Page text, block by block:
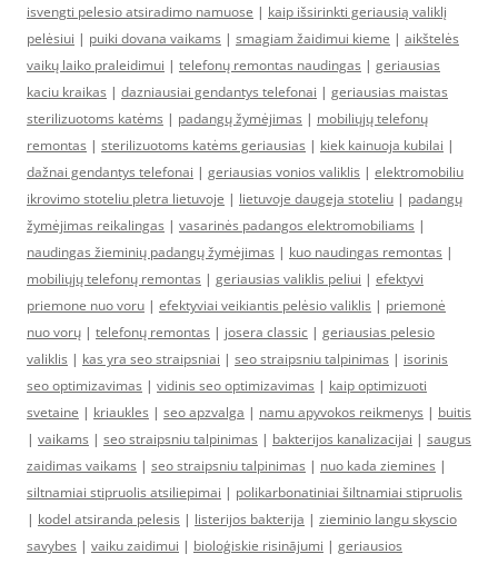
isvengti pelesio atsiradimo namuose | kaip išsirinkti geriausią valiklį
pelėsiui | puiki dovana vaikams | smagiam žaidimui kieme | aikštelės
vaikų laiko praleidimui | telefonų remontas naudingas | geriausias
kaciu kraikas | dazniausiai gendantys telefonai | geriausias maistas
sterilizuotoms katėms | padangų žymėjimas | mobiliųjų telefonų
remontas | sterilizuotoms katėms geriausias | kiek kainuoja kubilai |
dažnai gendantys telefonai | geriausias vonios valiklis | elektromobiliu
ikrovimo stoteliu pletra lietuvoje | lietuvoje daugeja stoteliu | padangų
žymėjimas reikalingas | vasarinės padangos elektromobiliams |
naudingas žieminių padangų žymėjimas | kuo naudingas remontas |
mobiliųjų telefonų remontas | geriausias valiklis peliui | efektyvi
priemone nuo voru | efektyviai veikiantis pelėsio valiklis | priemonė
nuo vorų | telefonų remontas | josera classic | geriausias pelesio
valiklis | kas yra seo straipsniai | seo straipsniu talpinimas | isorinis
seo optimizavimas | vidinis seo optimizavimas | kaip optimizuoti
svetaine | kriaukles | seo apzvalga | namu apyvokos reikmenys | buitis
| vaikams | seo straipsniu talpinimas | bakterijos kanalizacijai | saugus
zaidimas vaikams | seo straipsniu talpinimas | nuo kada ziemines |
siltnamiai stipruolis atsiliepimai | polikarbonatiniai šiltnamiai stipruolis
| kodel atsiranda pelesis | listerijos bakterija | zieminio langu skyscio
savybes | vaiku zaidimui | bioloģiskie risinājumi | geriausios